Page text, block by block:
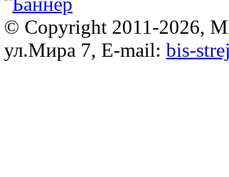
© Copyright 2011-2026,
ул.Мира 7, E-mail: bis-